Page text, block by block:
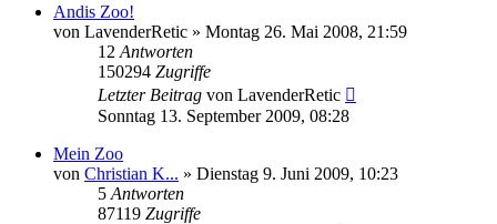
Andis Zoo!
von LavenderRetic » Montag 26. Mai 2008, 21:59
12 Antworten
150294 Zugriffe
Letzter Beitrag von LavenderRetic
Sonntag 13. September 2009, 08:28
Mein Zoo
von Christian K... » Dienstag 9. Juni 2009, 10:23
5 Antworten
87119 Zugriffe